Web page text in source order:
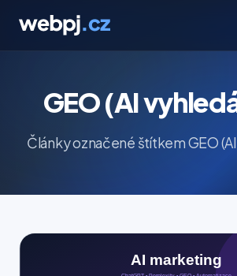
GEO (AI
Články označené štítkem GEO